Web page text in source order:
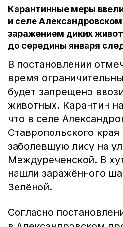
Карантинные меры
и селе
заражением диких
до середины января
В постановлении
время
будет запрещено
животных. Карантин
что в селе
Ставропольского
заболевшую лису на
Междуреченской. В
нашли заражённого
Зелёной.
Согласно